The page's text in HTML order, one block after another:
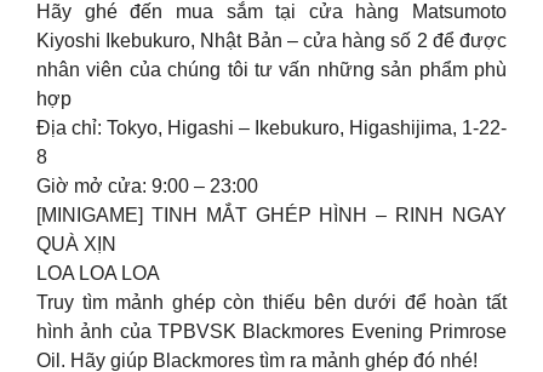
Hãy ghé đến mua sắm tại cửa hàng Matsumoto
Kiyoshi Ikebukuro, Nhật Bản – cửa hàng số 2 để được
nhân viên của chúng tôi tư vấn những sản phẩm phù
hợp
Địa chỉ: Tokyo, Higashi – Ikebukuro, Higashijima, 1-22-
8
Giờ mở cửa: 9:00 – 23:00
[MINIGAME] TINH MẮT GHÉP HÌNH – RINH NGAY
QUÀ XỊN
LOA️ LOA️ LOA
Truy tìm mảnh ghép còn thiếu bên dưới để hoàn tất
hình ảnh của TPBVSK Blackmores Evening Primrose
Oil. Hãy giúp Blackmores tìm ra mảnh ghép đó nhé!